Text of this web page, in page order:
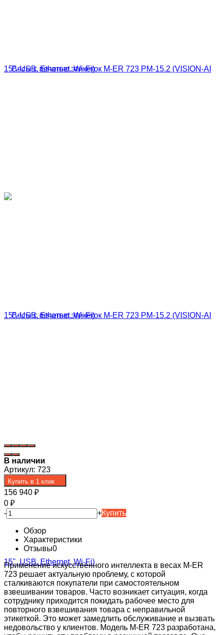
В наличии
Артикул: 723
Купить в 1 клик
156 940 ₽
0 ₽
-
+Купить
Обзор
Характеристики
Отзывы0
Применение искусственного интеллекта в весах M-ER
723 решает актуальную проблему, с которой
сталкиваются покупатели при самостоятельном
взвешивании товаров. Часто возникает ситуация, когда
сотруднику приходится покидать рабочее место для
повторного взвешивания товара с неправильной
этикеткой. Это может замедлить обслуживание и вызвать
недовольство у клиентов. Модель M-ER 723 разработана,